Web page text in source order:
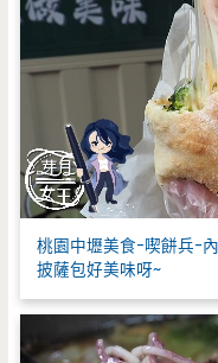
桃園中壢美食-喫餅兵-
披薩包好美味呀~